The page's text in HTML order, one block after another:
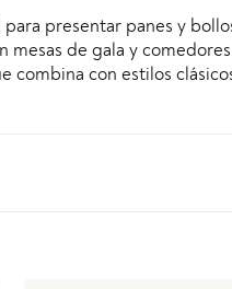
presentar panes y
mesas de gala y
combina con estilos